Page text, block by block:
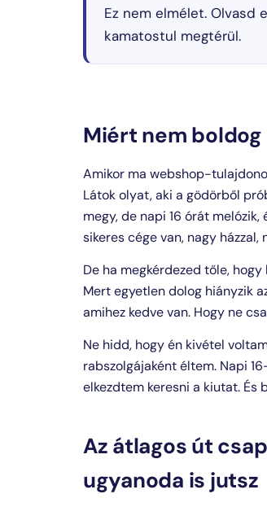
Ez nem elmélet.
kamatostul megtérül.
Miért nem
Amikor ma webshop-
Látok olyat, aki a gödörből
megy, de napi 16 órát
sikeres cége van, nagy
De ha megkérdezed tőle,
Mert egyetlen dolog hiányzik
amihez kedve van. Hogy ne
Ne hidd, hogy én kivétel
rabszolgájaként éltem. Napi
elkezdtem keresni a kiutat.
Az átlagos út
ugyanoda is jutsz